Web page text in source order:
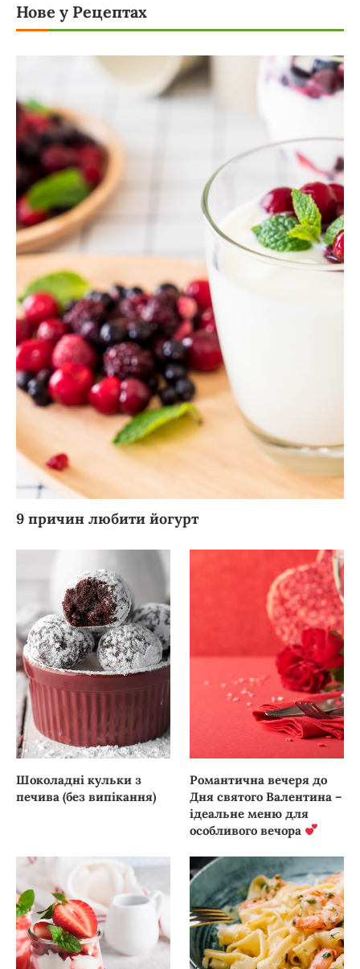
Нове у Рецептах
9 причин любити йогурт
Шоколадні кульки з
печива (без випікання)
Романтична вечеря до
Дня святого Валентина –
ідеальне меню для
особливого вечора